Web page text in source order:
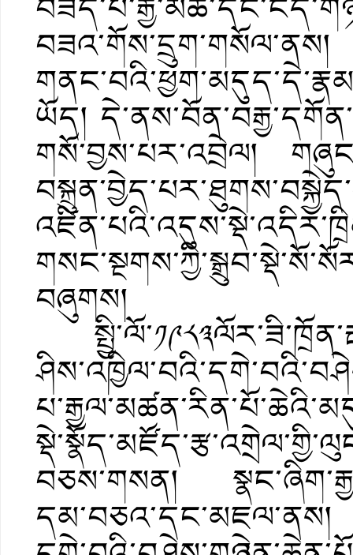
ཡོད།
གསོ་བྱས་པར་འབྲེལ།
བཞུགས།
བཅས་གསན།